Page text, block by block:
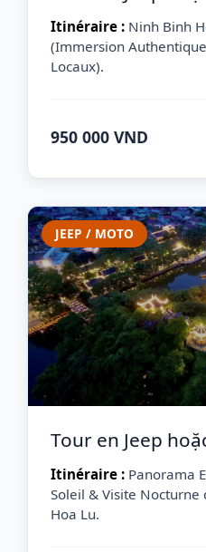
Itinéraire : Ninh Binh
(Immersion
Locaux).
950 000 VND
JEEP / MOTO
Tour en Jeep
Itinéraire : Panorama
Soleil & Visite Nocturne
Hoa Lu.